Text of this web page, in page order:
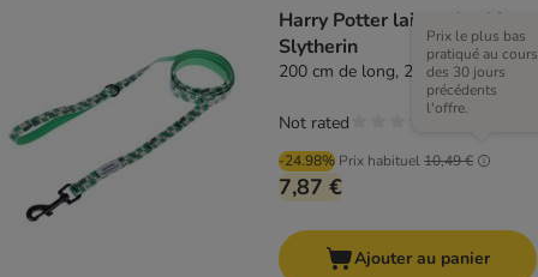
Harry Potter laisse de chien
Slytherin
200 cm de long, 20 mm de large
-24.98% Prix habituel10,49 €
Prix le plus bas
pratiqué au cours
des 30 jours
précédents
l'offre.
7,87 €
Not rated
Ajouter au panier